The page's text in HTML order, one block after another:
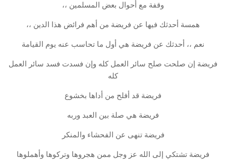
وقفة مع أحوال بعض المسلمين ،،
همسة أحدثك فيها عن فريضة من أهم فرائض هذا الدين ،،
نعم ،، أحدثك عن فريضة هي أول ما تحاسب عنه يوم القيامة
فريضة إن صلحت صلح سائر العمل كله وإن فسدت فسد سائر العمل
كله
فريضة قد أفلح من أداها بخشوع
فريضة هي صلة بين العبد وربه
فريضة تنهى عن الفحشاء والمنكر
فريضة تشتكي إلى الله عز وجل ممن هجروها وتركوها وأهملوها